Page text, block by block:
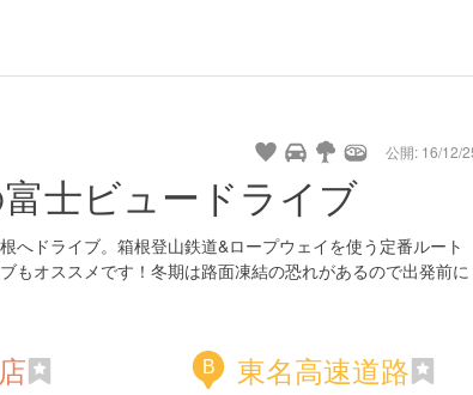
公開: 16/12/
富士ビュードライブ
へドライブ。箱根登山鉄道&ロープウェイを使う定番ルート
もオススメです！冬期は路面凍結の恐れがあるので出発前に
B 東名高速道路